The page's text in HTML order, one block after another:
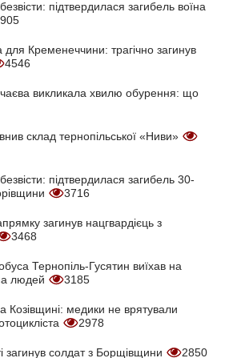
підтвердилася загибель воїна
Кременеччини: трагічно загинув
4546
викликала хвилю обурення: що
склад тернопільської «Ниви»
підтвердилася загибель 30-
3716
загинув нацгвардієць з
3468
Тернопіль-Гусятин виїхав на
людей
3185
медики не врятували
2978
загинув солдат з Борщівщини 2850